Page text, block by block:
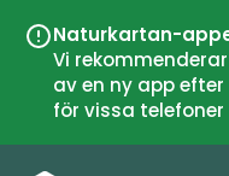
Naturkartan-
Vi
av en ny app
för vissa